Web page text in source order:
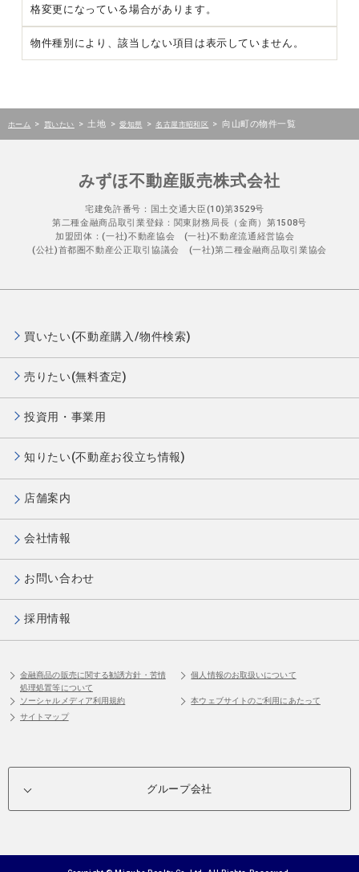
格変更になっている場合があります。
物件種別により、該当しない項目は表示していません。
ホーム > 買いたい > 土地 > 愛知県 > 名古屋市昭和区 > 向山町の物件一覧
みずほ不動産販売株式会社
宅建免許番号：国土交通大臣(10)第3529号
第二種金融商品取引業登録：関東財務局長（金商）第1508号
加盟団体：(一社)不動産協会 (一社)不動産流通経営協会
(公社)首都圏不動産公正取引協議会 (一社)第二種金融商品取引業協会
買いたい(不動産購入/物件検索)
売りたい(無料査定)
投資用・事業用
知りたい(不動産お役立ち情報)
店舗案内
会社情報
お問い合わせ
採用情報
金融商品の販売に関する勧誘方針・苦情
処理処置等について
個人情報のお取扱いについて
ソーシャルメディア利用規約
本ウェブサイトのご利用にあたって
サイトマップ
グループ会社